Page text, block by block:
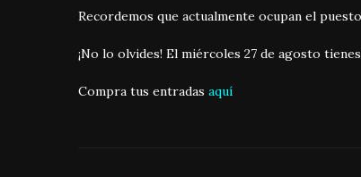
Recordemos que actualmente ocupan el
¡No lo olvides! El miércoles 27 de agosto
Compra tus entradas aquí